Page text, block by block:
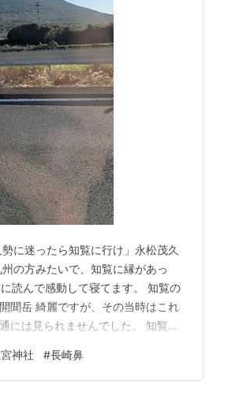
に迷ったら知覧に行け」永松茂久
の方みたいで、知覧に縁があっ
読んで感動して寝てます。 知覧の
聞岳 綺麗ですが、その当時はこれ
には見られませんでした。 知覧の
ちらに行きました。 「唐船峡」流
ギ…
神社 #長崎鼻